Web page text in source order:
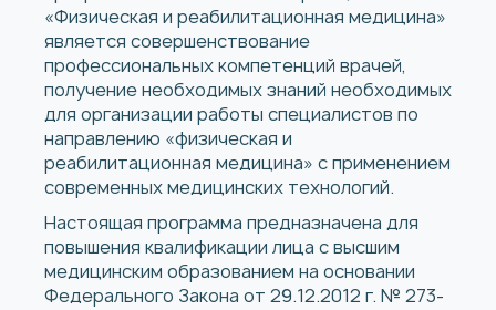
«Физическая и реабилитационная медицина»
является совершенствование
профессиональных компетенций врачей,
получение необходимых знаний необходимых
для организации работы специалистов по
направлению «физическая и
реабилитационная медицина» с применением
современных медицинских технологий.
Настоящая программа предназначена для
повышения квалификации лица с высшим
медицинским образованием на основании
Федерального Закона от 29.12.2012 г. № 273-